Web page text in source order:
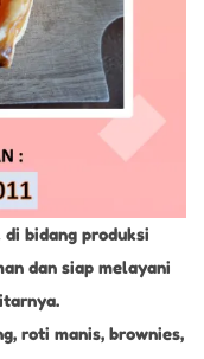
bidang produksi
dan siap melayani
roti manis, brownies,